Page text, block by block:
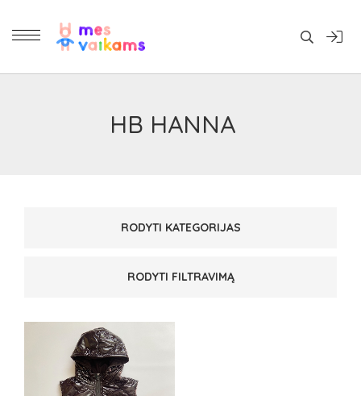
Daiktai
HB HANNA
RODYTI KATEGORIJAS
(1)
RODYTI FILTRAVIMĄ
SPALVA